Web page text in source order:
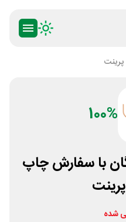
100%
با سفارش چاپ
شده